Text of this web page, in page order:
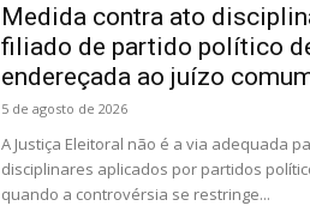
Medida contra ato
filiado de partido político
endereçada ao juízo
5 de agosto de 2026
A Justiça Eleitoral não é a via adequada
disciplinares aplicados por partidos
quando a controvérsia se restringe...